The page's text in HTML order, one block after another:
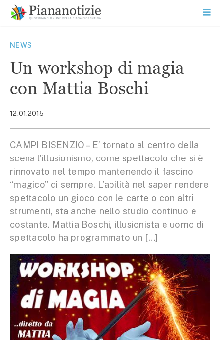
contenuto
SEARCH
NEWS
Un workshop di magia
con Mattia Boschi
12.01.2015
CAMPI BISENZIO – E’ tornato al centro della
scena l’illusionismo, come spettacolo che si è
rinnovato nel tempo mantenendo il fascino
“magico” di sempre. L’abilità nel saper rendere
spettacolo un gioco con le carte o con altri
strumenti, sta anche nello studio continuo e
costante. Mattia Boschi, illusionista e uomo di
spettacolo ha programmato un […]